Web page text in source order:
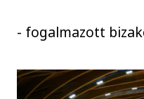
- fogalmazott